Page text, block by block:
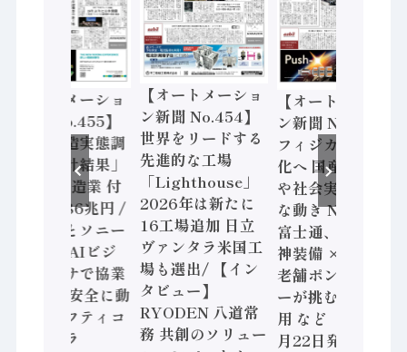
【オートメーショ
ン新聞 No.455】
「経済構造実態調
査二次集計結果」
2024年製造業 付
加価値額86兆円 /
三菱電機とソニー
セミコン AIビジ
ョンセンサで協業
/ IDEC、安全に動
かすセーフティコ
ントローラ
【オートメーショ
ン新聞 No.454】
世界をリードする
先進的な工場
「Lighthouse」
2026年は新たに
16工場追加 日立
ヴァンタラ米国工
場も選出/ 【イン
タビュー】
RYODEN 八道常
務 共創のソリュー
【オートメーショ
ン新聞 No.453】
フィジカルAI本格
化へ 国産AI開発
や社会実装に活発
な動き Noetra、
富士通、日立 / 兵
神装備 × HMS、
老舗ポンプメーカ
ーが挑むデータ活
用 など（2026年7
月22日発行）